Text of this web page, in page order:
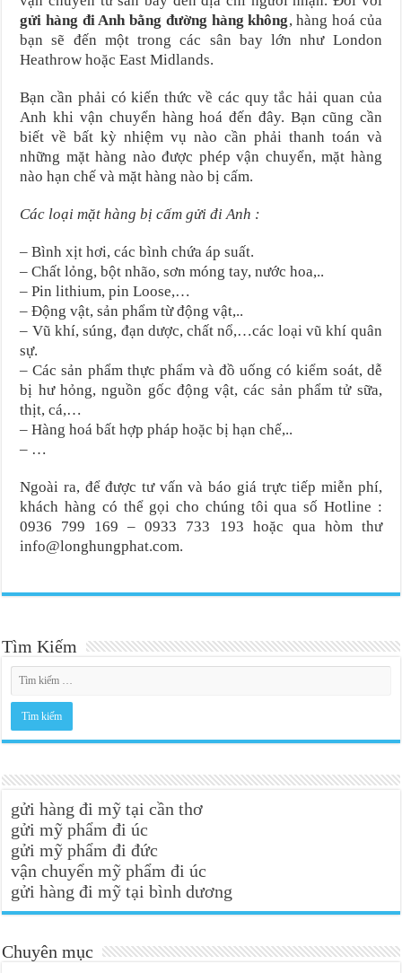
gửi hàng đi Anh bằng đường hàng không, hàng hoá của
bạn sẽ đến một trong các sân bay lớn như London
Heathrow hoặc East Midlands.
Bạn cần phải có kiến thức về các quy tắc hải quan của
Anh khi vận chuyển hàng hoá đến đây. Bạn cũng cần
biết về bất kỳ nhiệm vụ nào cần phải thanh toán và
những mặt hàng nào được phép vận chuyển, mặt hàng
nào hạn chế và mặt hàng nào bị cấm.
Các loại mặt hàng bị cấm gửi đi Anh :
– Bình xịt hơi, các bình chứa áp suất.
– Chất lỏng, bột nhão, sơn móng tay, nước hoa,..
– Pin lithium, pin Loose,…
– Động vật, sản phẩm từ động vật,..
– Vũ khí, súng, đạn dược, chất nổ,…các loại vũ khí quân
sự.
– Các sản phẩm thực phẩm và đồ uống có kiểm soát, dễ
bị hư hỏng, nguồn gốc động vật, các sản phẩm tử sữa,
thịt, cá,…
– Hàng hoá bất hợp pháp hoặc bị hạn chế,..
– …
Ngoài ra, để được tư vấn và báo giá trực tiếp miễn phí,
khách hàng có thể gọi cho chúng tôi qua số Hotline :
0936 799 169 – 0933 733 193 hoặc qua hòm thư
info@longhungphat.com.
Tìm Kiếm
gửi hàng đi mỹ tại cần thơ
gửi mỹ phẩm đi úc
gửi mỹ phẩm đi đức
vận chuyển mỹ phẩm đi úc
gửi hàng đi mỹ tại bình dương
Chuyên mục